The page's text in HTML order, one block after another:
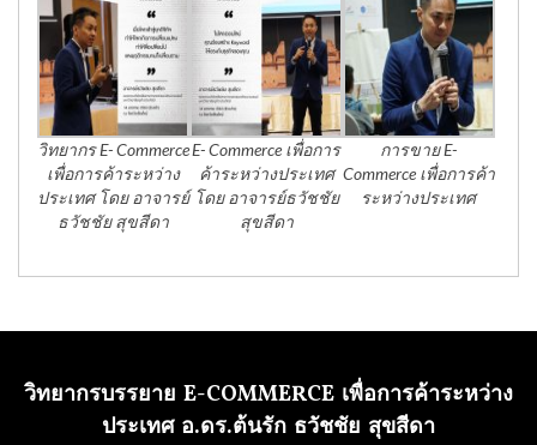
วิทยากร E- Commerce
เพื่อการค้าระหว่าง
ประเทศ โดย อาจารย์
ธวัชชัย สุขสีดา
E- Commerce เพื่อการ
ค้าระหว่างประเทศ
โดย อาจารย์ธวัชชัย
สุขสีดา
การขาย E-
Commerce เพื่อการค้า
ระหว่างประเทศ
วิทยากรบรรยาย E-COMMERCE เพื่อการค้าระหว่าง
ประเทศ อ.ดร.ต้นรัก ธวัชชัย สุขสีดา